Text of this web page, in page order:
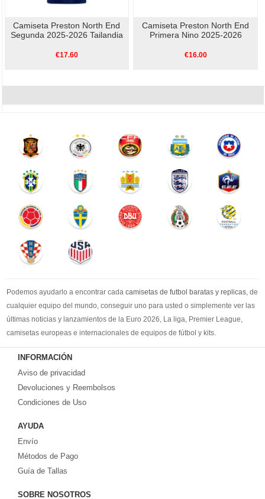
Camiseta Preston North End
Segunda 2025-2026 Tailandia
€17.60
Camiseta Preston North End
Primera Nino 2025-2026
€16.00
Podemos ayudarlo a encontrar cada camisetas de futbol baratas y replicas, de
cualquier equipo del mundo, conseguir uno para usted o simplemente ver las
últimas noticias y lanzamientos de la Euro 2026, La liga, Premier League,
camisetas europeas e internacionales de equipos de fútbol y kits.
Comprecamisetas de futbol baratasen la tienda deportiva más grande de
Europa. ¡Grandes ofertas en todas las camisetas del club de fútbol, ​​kits
europeos e internacionales, todo a los precios más bajos!
Compre nuestra gran selección de
equipaciones, camisetas y un portero a partir de €17.6. Diseños de fútbol
INFORMACIÓN
Aviso de privacidad
Devoluciones y Reembolsos
Condiciones de Uso
AYUDA
Envío
Métodos de Pago
Guía de Tallas
SOBRE NOSOTROS